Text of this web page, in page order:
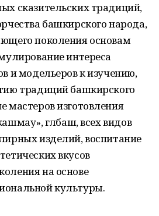
сказительских традиций,
башкирского народа,
поколения основам
интереса
и модельеров к изучению,
традиций башкирского
мастеров изготовления
гәләбаш, всех видов
изделий, воспитание
вкусов
на основе
культуры.